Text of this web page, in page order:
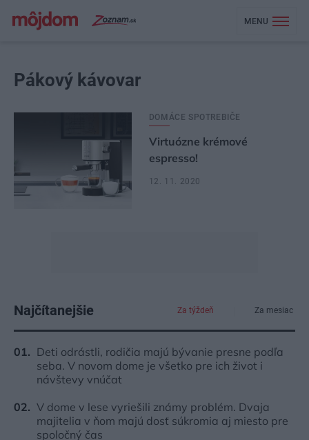
MENU
Pákový kávovar
DOMÁCE SPOTREBIČE
Virtuózne krémové
espresso!
12. 11. 2020
Najčítanejšie Za týždeň Za mesiac
Deti odrástli, rodičia majú bývanie presne podľa
seba. V novom dome je všetko pre ich život i
návštevy vnúčat
V dome v lese vyriešili známy problém. Dvaja
majitelia v ňom majú dosť súkromia aj miesto pre
spoločný čas